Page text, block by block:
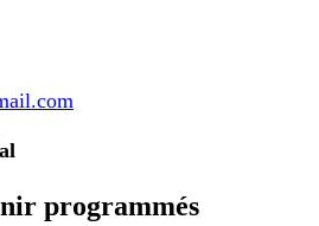
programmés